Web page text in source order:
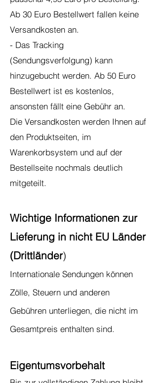
Ab 30 Euro Bestellwert fallen keine
Versandkosten an.
- Das Tracking
(Sendungsverfolgung) kann
hinzugebucht werden. Ab 50 Euro
Bestellwert ist es kostenlos,
ansonsten fällt eine Gebühr an.
Die Versandkosten werden Ihnen auf
den Produktseiten, im
Warenkorbsystem und auf der
Bestellseite nochmals deutlich
mitgeteilt.
Wichtige Informationen zur
Lieferung in nicht EU Länder
(Drittländer)
Internationale Sendungen können
Zölle, Steuern und anderen
Gebühren unterliegen, die nicht im
Gesamtpreis enthalten sind.
Eigentumsvorbehalt